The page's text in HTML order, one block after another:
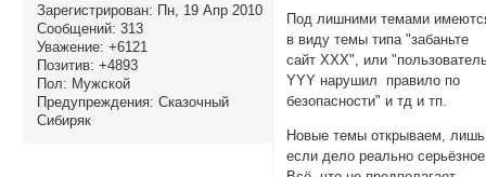
Зарегистрирован: Пн, 19 Апр 2010
Сообщений: 313
Уважение: +6121
Позитив: +4893
Пол: Мужской
Предупреждения: Сказочный
Сибиряк
Под лишними темами
в виду темы типа "забаньте
сайт ХХХ", или
YYY нарушил правило по
безопасности" и тд и тп.
Новые темы открываем, лишь
если дело реально